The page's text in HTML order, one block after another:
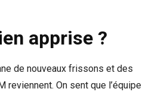
apprise ?
de nouveaux frissons et des
reviennent. On sent que l’équipe